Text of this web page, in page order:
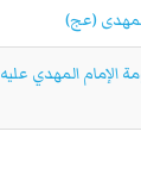
(عج)
الإمام المهدي عليه